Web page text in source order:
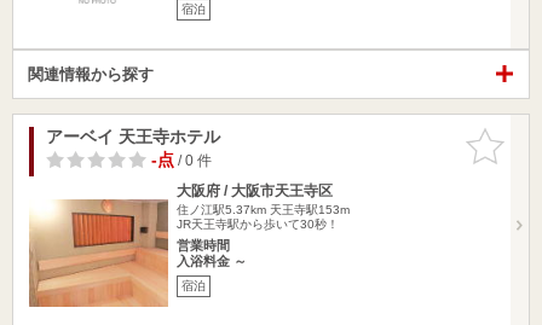
宿泊
関連情報から探す
お気に入
りに追加
アーベイ 天王寺ホテル
-点/ 0 件
大阪府 / 大阪市天王寺区
住ノ江駅5.37km 天王寺駅153m
JR天王寺駅から歩いて30秒！
営業時間
入浴料金 ～
宿泊